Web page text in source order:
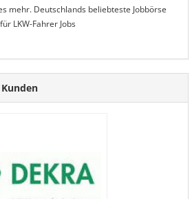
mehr. Deutschlands beliebteste Jobbörse
für LKW-Fahrer Jobs